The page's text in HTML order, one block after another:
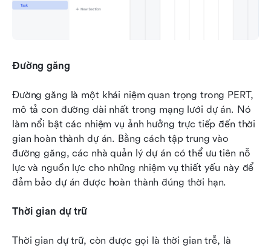
Đường găng
Đường găng là một khái niệm quan trọng trong PERT,
mô tả con đường dài nhất trong mạng lưới dự án. Nó
làm nổi bật các nhiệm vụ ảnh hưởng trực tiếp đến thời
gian hoàn thành dự án. Bằng cách tập trung vào
đường găng, các nhà quản lý dự án có thể ưu tiên nỗ
lực và nguồn lực cho những nhiệm vụ thiết yếu này để
đảm bảo dự án được hoàn thành đúng thời hạn.
Thời gian dự trữ
Thời gian dự trữ, còn được gọi là thời gian trễ, là